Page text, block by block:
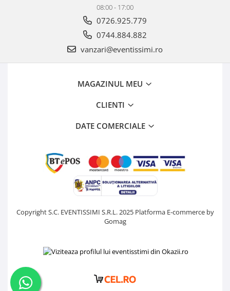
08:00 - 17:00
0726.925.779
0744.884.882
vanzari@eventissimi.ro
MAGAZINUL MEU
CLIENTI
DATE COMERCIALE
Copyright S.C. EVENTISSIMI S.R.L. 2025 Platforma E-commerce by
Gomag